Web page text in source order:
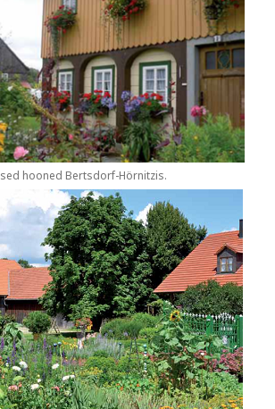
hooned Bertsdorf-Hörnitzis.